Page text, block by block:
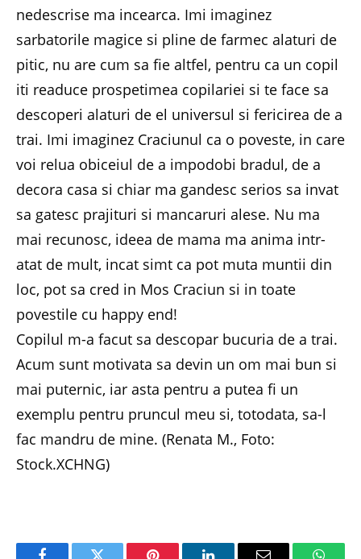
nedescrise ma incearca. Imi imaginez
sarbatorile magice si pline de farmec alaturi de
pitic, nu are cum sa fie altfel, pentru ca un copil
iti readuce prospetimea copilariei si te face sa
descoperi alaturi de el universul si fericirea de a
trai. Imi imaginez Craciunul ca o poveste, in care
voi relua obiceiul de a impodobi bradul, de a
decora casa si chiar ma gandesc serios sa invat
sa gatesc prajituri si mancaruri alese. Nu ma
mai recunosc, ideea de mama ma anima intr-
atat de mult, incat simt ca pot muta muntii din
loc, pot sa cred in Mos Craciun si in toate
povestile cu happy end!
Copilul m-a facut sa descopar bucuria de a trai.
Acum sunt motivata sa devin un om mai bun si
mai puternic, iar asta pentru a putea fi un
exemplu pentru pruncul meu si, totodata, sa-l
fac mandru de mine. (Renata M., Foto:
Stock.XCHNG)